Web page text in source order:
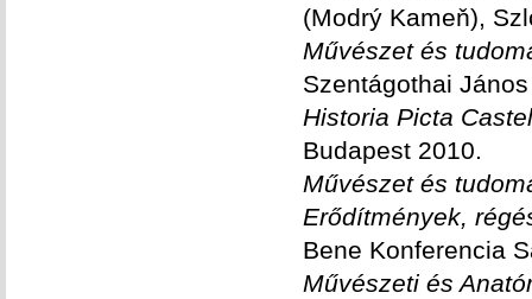
(Modrý Kameň),
Művészet és
Szentágothai
Historia Picta
Budapest 2010.
Művészet és
Erődítmények,
Bene Konferencia
Művészeti és